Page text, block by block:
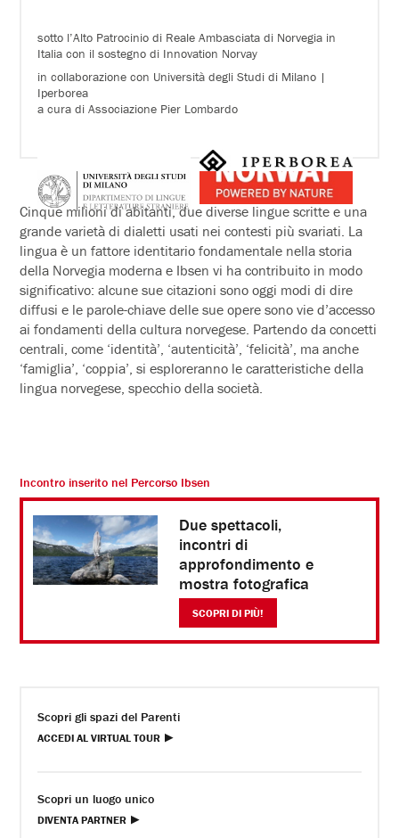
sotto l’Alto Patrocinio di Reale Ambasciata di Norvegia in
Italia con il sostegno di Innovation Norvay
in collaborazione con Università degli Studi di Milano |
Iperborea
a cura di Associazione Pier Lombardo
Cinque milioni di abitanti, due diverse lingue scritte e una
grande varietà di dialetti usati nei contesti più svariati. La
lingua è un fattore identitario fondamentale nella storia
della Norvegia moderna e Ibsen vi ha contribuito in modo
significativo: alcune sue citazioni sono oggi modi di dire
diffusi e le parole-chiave delle sue opere sono vie d’accesso
ai fondamenti della cultura norvegese. Partendo da concetti
centrali, come ‘identità’, ‘autenticità’, ‘felicità’, ma anche
‘famiglia’, ‘coppia’, si esploreranno le caratteristiche della
lingua norvegese, specchio della società.
Incontro inserito nel Percorso Ibsen
Due spettacoli,
incontri di
approfondimento e
mostra fotografica
SCOPRI DI PIÙ!
Scopri gli spazi del Parenti
ACCEDI AL VIRTUAL TOUR
Scopri un luogo unico
DIVENTA PARTNER